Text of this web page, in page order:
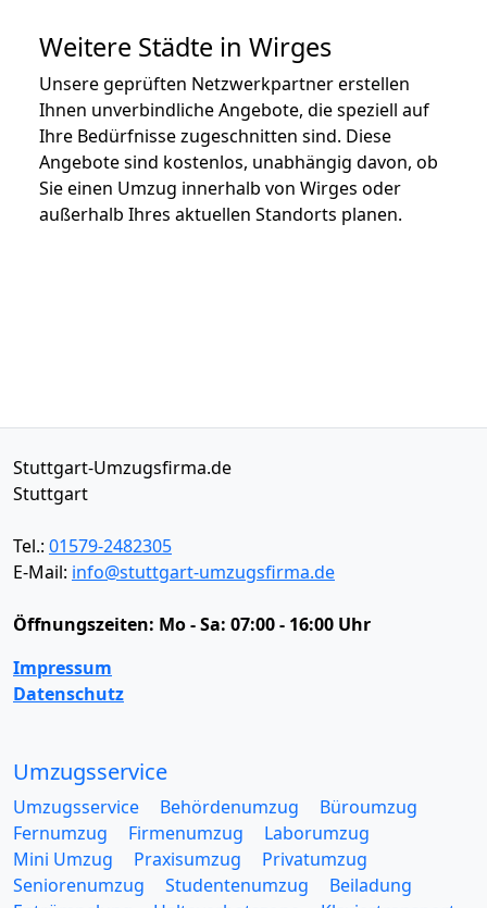
Weitere Städte in Wirges
Unsere geprüften Netzwerkpartner erstellen
Ihnen unverbindliche Angebote, die speziell auf
Ihre Bedürfnisse zugeschnitten sind. Diese
Angebote sind kostenlos, unabhängig davon, ob
Sie einen Umzug innerhalb von Wirges oder
außerhalb Ihres aktuellen Standorts planen.
Stuttgart-Umzugsfirma.de
Stuttgart
Tel.: 01579-2482305
E-Mail: info@stuttgart-umzugsfirma.de
Öffnungszeiten: Mo - Sa: 07:00 - 16:00 Uhr
Impressum
Datenschutz
Umzugsservice
Umzugsservice Behördenumzug
Büroumzug
Fernumzug
Firmenumzug
Laborumzug
Mini Umzug
Praxisumzug
Privatumzug
Seniorenumzug
Studentenumzug
Beiladung